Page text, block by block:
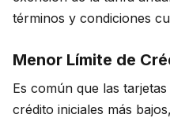
términos y condiciones
Menor Límite de
Es común que las
crédito iniciales más